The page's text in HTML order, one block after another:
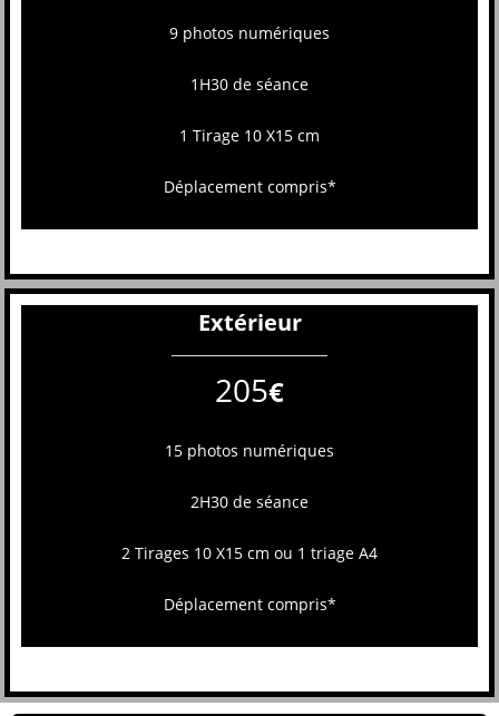
9 photos numériques
1H30 de séance
1 Tirage 10 X15 cm
Déplacement compris*
Extérieur
205€
15 photos numériques
2H30 de séance
2 Tirages 10 X15 cm ou 1 triage A4
Déplacement compris*